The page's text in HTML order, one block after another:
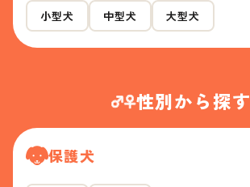
小型犬 中型犬 大型犬
性別から探す
保護犬